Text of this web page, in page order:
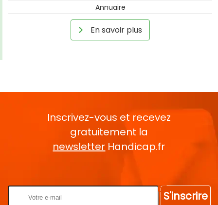
Annuaire
En savoir plus
Inscrivez-vous et recevez
gratuitement la
newsletter Handicap.fr
S'inscrire